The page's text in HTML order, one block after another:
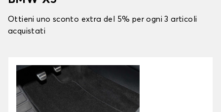
Ottieni uno sconto extra del 5% per ogni 3 articoli
acquistati